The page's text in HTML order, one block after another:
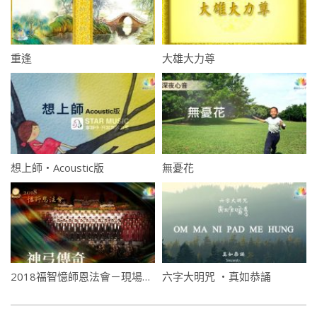
重逢 大雄大力尊
想上師・Acoustic版 無憂花
2018福智憶師恩法會－現場版・神弓傳奇 六字大明咒 ・真如恭誦